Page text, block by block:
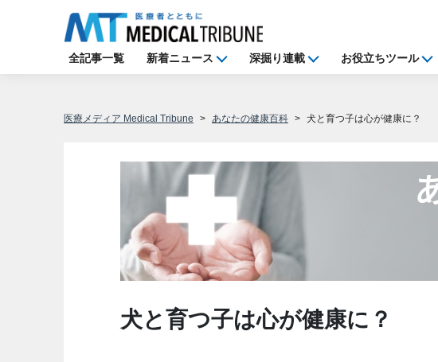
全記事一覧 新着ニュース 深掘り連載 お役立ちツール
医療メディア Medical Tribune あなたの健康百科 犬と育つ子は心が健康に？
犬と育つ子は心が健康に？